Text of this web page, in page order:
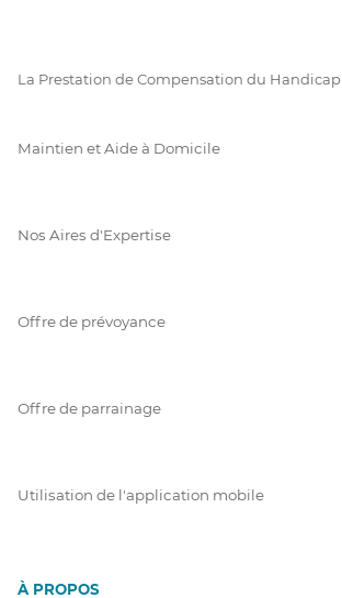
La Prestation de Compensation du Handicap
Maintien et Aide à Domicile
Nos Aires d'Expertise
Offre de prévoyance
Offre de parrainage
Utilisation de l'application mobile
À PROPOS